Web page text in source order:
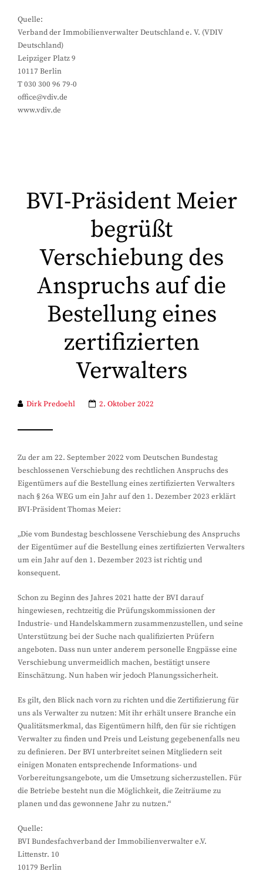
Quelle:
Verband der Immobilienverwalter Deutschland e. V. (VDIV
Deutschland)
Leipziger Platz 9
10117 Berlin
T 030 300 96 79-0
office@vdiv.de
www.vdiv.de
BVI-Präsident Meier
begrüßt
Verschiebung des
Anspruchs auf die
Bestellung eines
zertifizierten
Verwalters
Dirk Predoehl 2. Oktober 2022
Zu der am 22. September 2022 vom Deutschen Bundestag
beschlossenen Verschiebung des rechtlichen Anspruchs des
Eigentümers auf die Bestellung eines zertifizierten Verwalters
nach § 26a WEG um ein Jahr auf den 1. Dezember 2023 erklärt
BVI-Präsident Thomas Meier:
„Die vom Bundestag beschlossene Verschiebung des Anspruchs
der Eigentümer auf die Bestellung eines zertifizierten Verwalters
um ein Jahr auf den 1. Dezember 2023 ist richtig und
konsequent.
Schon zu Beginn des Jahres 2021 hatte der BVI darauf
hingewiesen, rechtzeitig die Prüfungskommissionen der
Industrie- und Handelskammern zusammenzustellen, und seine
Unterstützung bei der Suche nach qualifizierten Prüfern
angeboten. Dass nun unter anderem personelle Engpässe eine
Verschiebung unvermeidlich machen, bestätigt unsere
Einschätzung. Nun haben wir jedoch Planungssicherheit.
Es gilt, den Blick nach vorn zu richten und die Zertifizierung für
uns als Verwalter zu nutzen: Mit ihr erhält unsere Branche ein
Qualitätsmerkmal, das Eigentümern hilft, den für sie richtigen
Verwalter zu finden und Preis und Leistung gegebenenfalls neu
zu definieren. Der BVI unterbreitet seinen Mitgliedern seit
einigen Monaten entsprechende Informations- und
Vorbereitungsangebote, um die Umsetzung sicherzustellen. Für
die Betriebe besteht nun die Möglichkeit, die Zeiträume zu
planen und das gewonnene Jahr zu nutzen.“
Quelle:
BVI Bundesfachverband der Immobilienverwalter e.V.
Littenstr. 10
10179 Berlin